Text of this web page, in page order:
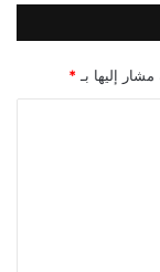
مشار إليها بـ *